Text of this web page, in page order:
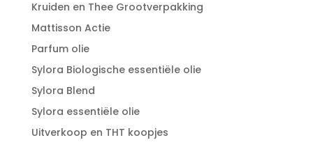
Kruiden en Thee Grootverpakking
Mattisson Actie
Parfum olie
Sylora Biologische essentiële olie
Sylora Blend
Sylora essentiële olie
Uitverkoop en THT koopjes